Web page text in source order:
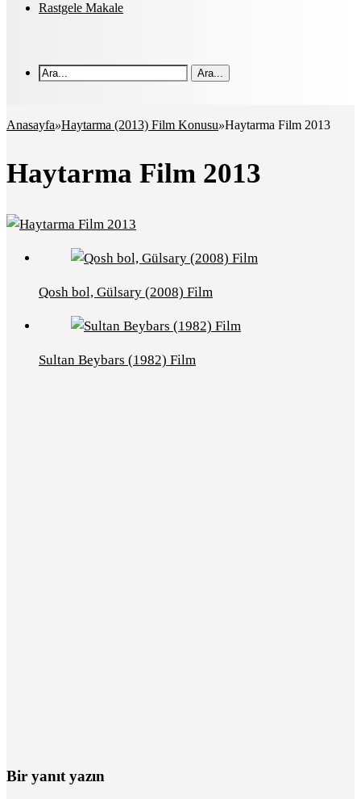
Rastgele Makale
Ara...
Anasayfa»Haytarma (2013) Film Konusu»Haytarma Film 2013
Haytarma Film 2013
Qosh bol, Gülsary (2008) Film
Sultan Beybars (1982) Film
Bir yanıt yazın